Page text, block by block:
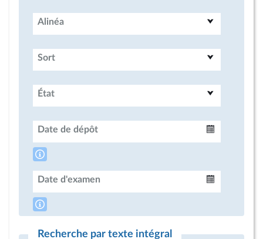
Alinéa
Sort
État
Date de dépôt
Date d'examen
Recherche par texte intégral